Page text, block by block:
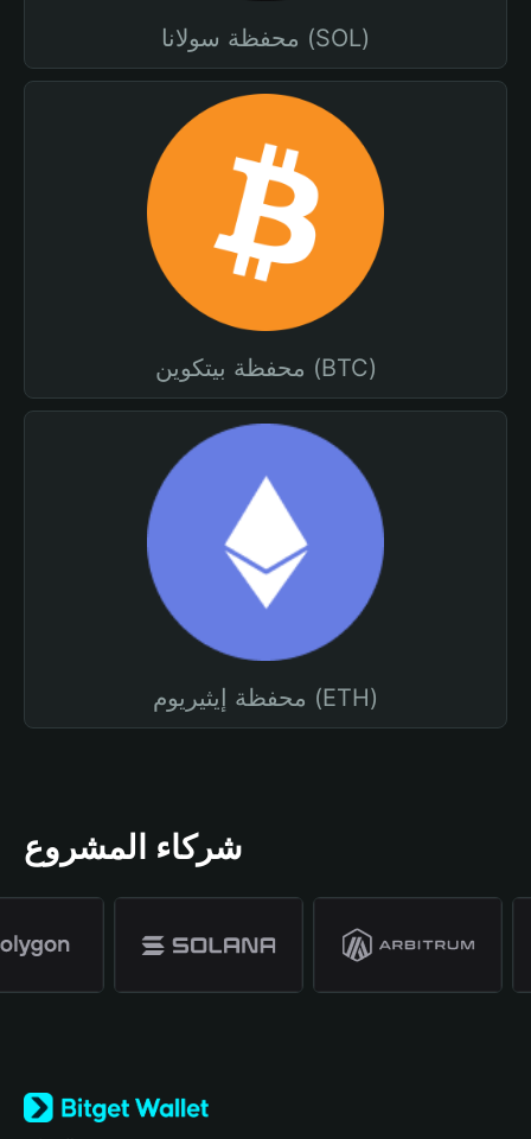
محفظة سولانا (SOL)
محفظة بيتكوين (BTC)
محفظة إيثيريوم (ETH)
شركاء المشروع